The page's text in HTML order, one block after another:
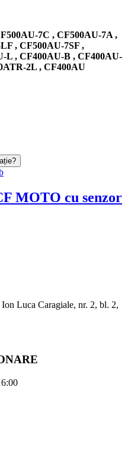
7C , CF500AU-7A ,
, CF500AU-7SF ,
L , CF400AU-B , CF400AU-
2L , CF400AU
MOTO cu senzor
Luca Caragiale, nr. 2, bl. 2,